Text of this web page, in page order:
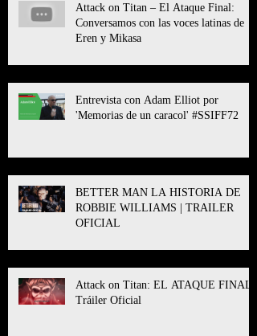
Attack on Titan – El Ataque Final:
Conversamos con las voces latinas de
Eren y Mikasa
Entrevista con Adam Elliot por
'Memorias de un caracol' #SSIFF72
BETTER MAN LA HISTORIA DE
ROBBIE WILLIAMS | TRAILER
OFICIAL
Attack on Titan: EL ATAQUE FINAL l
Tráiler Oficial